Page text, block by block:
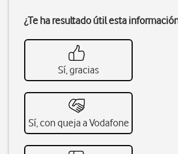
¿Te ha resultado útil esta
Sí, gracias
Sí, con queja a Vodafone